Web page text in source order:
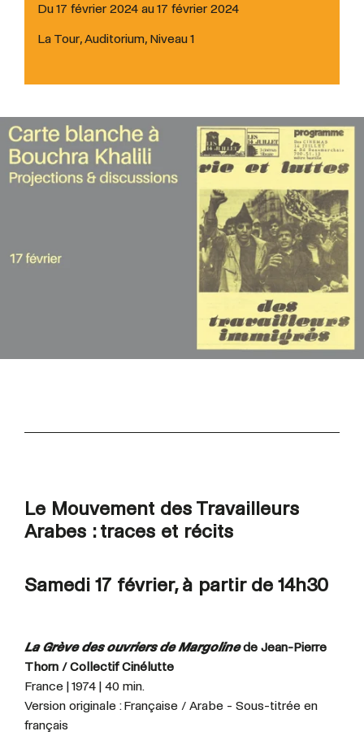
Du 17 février 2024 au 17 février 2024
La Tour, Auditorium, Niveau 1
Le Mouvement des Travailleurs
Arabes : traces et récits
Samedi 17 février, à partir de 14h30
La Grève des ouvriers de Margoline de Jean-Pierre
Thorn / Collectif Cinélutte
France | 1974 | 40 min.
Version originale : Française / Arabe - Sous-titrée en
français